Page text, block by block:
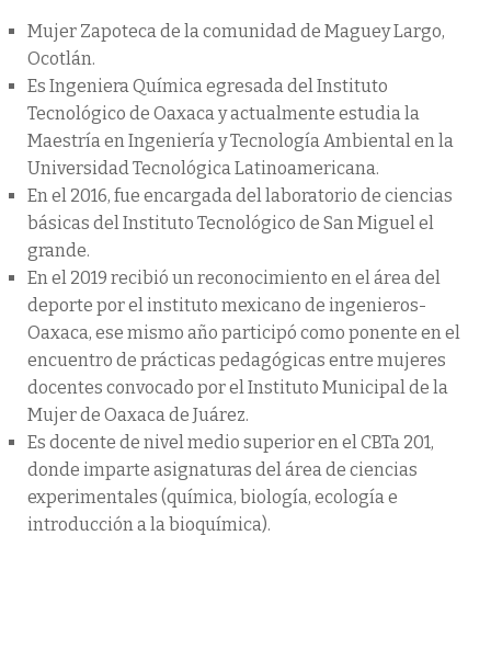
Mujer Zapoteca de la comunidad de Maguey Largo,
Ocotlán.
Es Ingeniera Química egresada del Instituto
Tecnológico de Oaxaca y actualmente estudia la
Maestría en Ingeniería y Tecnología Ambiental en la
Universidad Tecnológica Latinoamericana.
En el 2016, fue encargada del laboratorio de ciencias
básicas del Instituto Tecnológico de San Miguel el
grande.
En el 2019 recibió un reconocimiento en el área del
deporte por el instituto mexicano de ingenieros-
Oaxaca, ese mismo año participó como ponente en el
encuentro de prácticas pedagógicas entre mujeres
docentes convocado por el Instituto Municipal de la
Mujer de Oaxaca de Juárez.
Es docente de nivel medio superior en el CBTa 201,
donde imparte asignaturas del área de ciencias
experimentales (química, biología, ecología e
introducción a la bioquímica).